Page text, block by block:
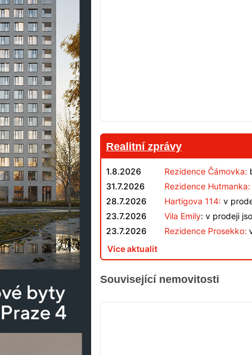
Realitní zprávy
1.8.2026 Rezidence Čámovka:
31.7.2026
Rezidence Hutmanka:
28.7.2026
Hartigova 114: v
23.7.2026
Vila Emily: v prodeji
23.7.2026
Rezidence Prosekko:
Více aktualit
Související nemovitosti